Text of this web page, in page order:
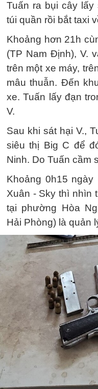
Tuấn ra bụi cây
túi quần rồi bắt taxi
Khoảng hơn 21h
(TP Nam Định), V.
trên một xe máy,
mâu thuẫn. Đến
xe. Tuấn lấy đạn
V.
Sau khi sát hại V.,
siêu thị Big C để
Ninh. Do Tuấn cầm
Khoảng 0h15
Xuân - Sky thì nhìn
tại phường Hòa
Hải Phòng) là quản